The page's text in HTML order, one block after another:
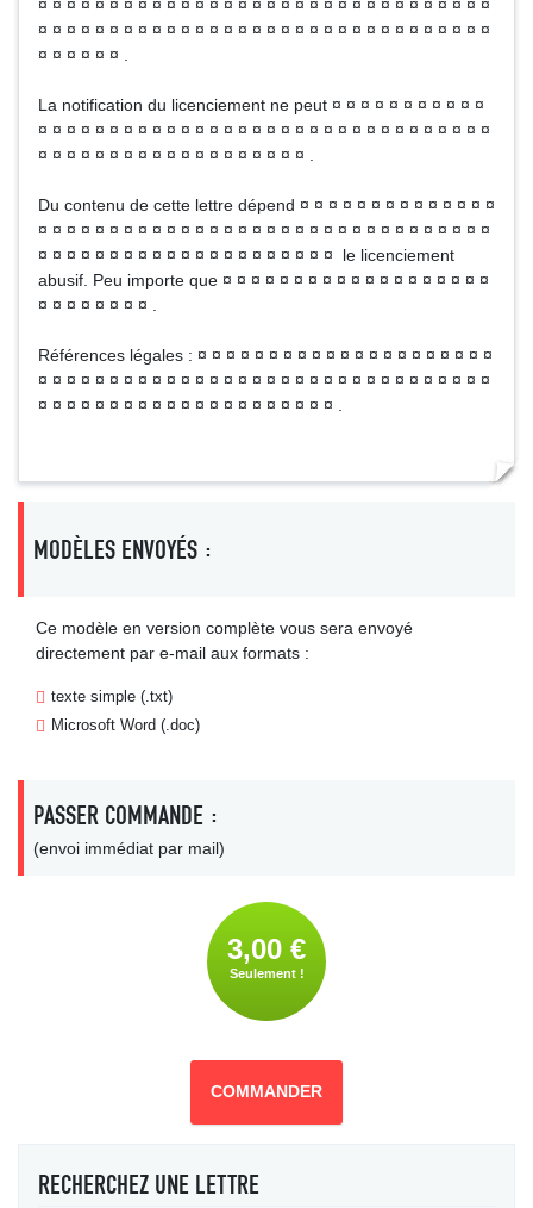
¤ ¤ ¤ ¤ ¤ ¤ ¤ ¤ ¤ ¤ ¤ ¤ ¤ ¤ ¤ ¤ ¤ ¤ ¤ ¤ ¤ ¤ ¤ ¤ ¤ ¤ ¤ ¤ ¤ ¤ ¤ ¤
¤ ¤ ¤ ¤ ¤ ¤ ¤ ¤ ¤ ¤ ¤ ¤ ¤ ¤ ¤ ¤ ¤ ¤ ¤ ¤ ¤ ¤ ¤ ¤ ¤ ¤ ¤ ¤ ¤ ¤ ¤ ¤
¤ ¤ ¤ ¤ ¤ ¤ .
La notification du licenciement ne peut ¤ ¤ ¤ ¤ ¤ ¤ ¤ ¤ ¤ ¤ ¤
¤ ¤ ¤ ¤ ¤ ¤ ¤ ¤ ¤ ¤ ¤ ¤ ¤ ¤ ¤ ¤ ¤ ¤ ¤ ¤ ¤ ¤ ¤ ¤ ¤ ¤ ¤ ¤ ¤ ¤ ¤ ¤
¤ ¤ ¤ ¤ ¤ ¤ ¤ ¤ ¤ ¤ ¤ ¤ ¤ ¤ ¤ ¤ ¤ ¤ ¤ .
Du contenu de cette lettre dépend ¤ ¤ ¤ ¤ ¤ ¤ ¤ ¤ ¤ ¤ ¤ ¤ ¤ ¤
¤ ¤ ¤ ¤ ¤ ¤ ¤ ¤ ¤ ¤ ¤ ¤ ¤ ¤ ¤ ¤ ¤ ¤ ¤ ¤ ¤ ¤ ¤ ¤ ¤ ¤ ¤ ¤ ¤ ¤ ¤ ¤
¤ ¤ ¤ ¤ ¤ ¤ ¤ ¤ ¤ ¤ ¤ ¤ ¤ ¤ ¤ ¤ ¤ ¤ ¤ ¤ ¤ le licenciement
abusif. Peu importe que ¤ ¤ ¤ ¤ ¤ ¤ ¤ ¤ ¤ ¤ ¤ ¤ ¤ ¤ ¤ ¤ ¤ ¤ ¤
¤ ¤ ¤ ¤ ¤ ¤ ¤ ¤ .
Références légales : ¤ ¤ ¤ ¤ ¤ ¤ ¤ ¤ ¤ ¤ ¤ ¤ ¤ ¤ ¤ ¤ ¤ ¤ ¤ ¤ ¤
¤ ¤ ¤ ¤ ¤ ¤ ¤ ¤ ¤ ¤ ¤ ¤ ¤ ¤ ¤ ¤ ¤ ¤ ¤ ¤ ¤ ¤ ¤ ¤ ¤ ¤ ¤ ¤ ¤ ¤ ¤ ¤
¤ ¤ ¤ ¤ ¤ ¤ ¤ ¤ ¤ ¤ ¤ ¤ ¤ ¤ ¤ ¤ ¤ ¤ ¤ ¤ ¤ .
MODÈLES ENVOYÉS :
Ce modèle en version complète vous sera envoyé
directement par e-mail aux formats :
texte simple (.txt)
Microsoft Word (.doc)
PASSER COMMANDE :
(envoi immédiat par mail)
3,00 €
Seulement !
COMMANDER
RECHERCHEZ UNE LETTRE